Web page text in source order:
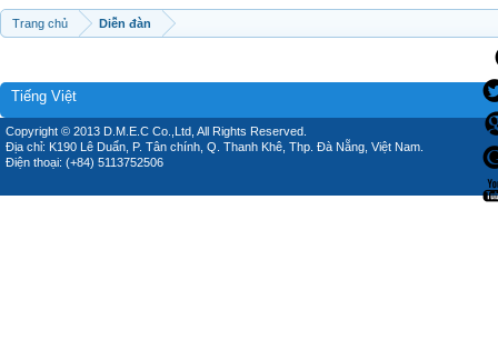
Trang chủ Diễn đàn
Tiếng Việt
Copyright © 2013 D.M.E.C Co.,Ltd, All Rights Reserved.
Địa chỉ: K190 Lê Duẩn, P. Tân chính, Q. Thanh Khê, Thp. Đà Nẵng, Việt Nam.
Điện thoại: (+84) 5113752506